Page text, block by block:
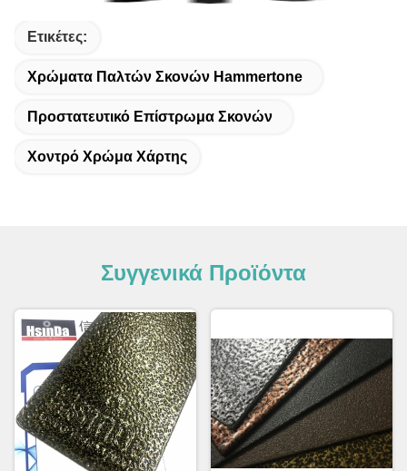
Ετικέτες:
Χρώματα Παλτών Σκονών Hammertone
Προστατευτικό Επίστρωμα Σκονών
Χοντρό Χρώμα Χάρτης
Συγγενικά Προϊόντα